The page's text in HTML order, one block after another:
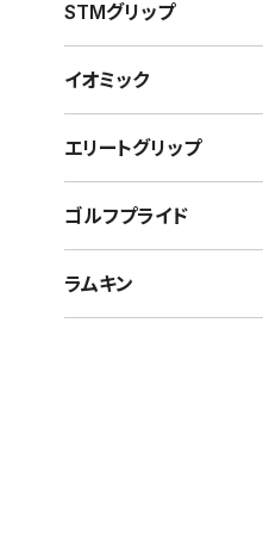
STMグリップ
イオミック
エリートグリップ
ゴルフプライド
ラムキン